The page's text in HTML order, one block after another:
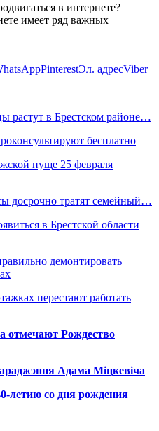
в интернете?
имеет ряд важных
PinterestЭл. адресViber
растут в Брестском районе…
бесплатно
пуще 25 февраля
досрочно тратят семейный…
в Брестской области
демонтировать
перестают работать
отмечают Рождество
Адама Міцкевіча
летию со дня рождения